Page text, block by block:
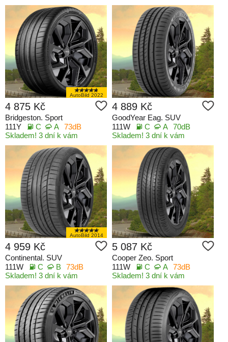
AutoBild 2022
4 875 Kč
Bridgeston. Sport
111Y
C A 73dB
Skladem! 3 dní k vám
4 889 Kč
GoodYear Eag. SUV
111W
C A 70dB
Skladem! 3 dní k vám
AutoBild 2014
4 959 Kč
Continental. SUV
111W
C B 73dB
Skladem! 3 dní k vám
5 087 Kč
Cooper Zeo. Sport
111W
C A 73dB
Skladem! 3 dní k vám